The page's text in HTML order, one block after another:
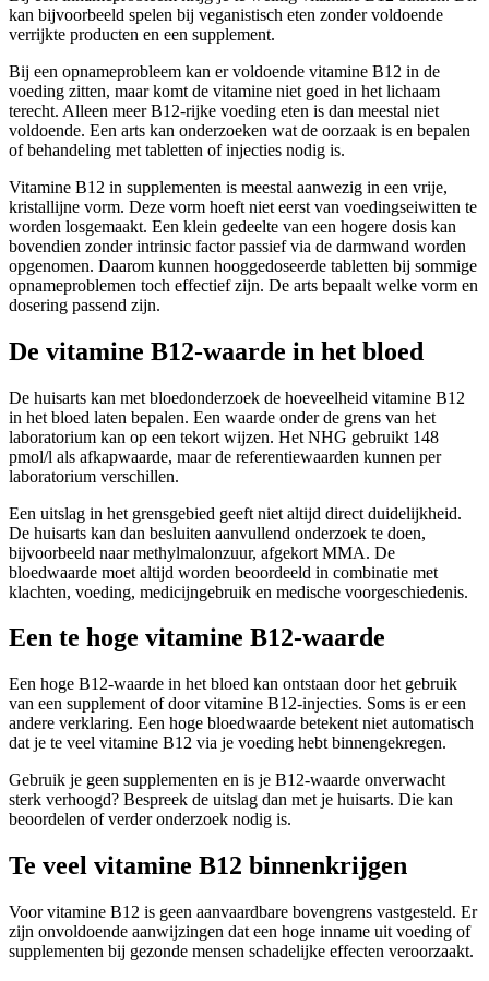
kan bijvoorbeeld spelen bij veganistisch eten zonder voldoende
verrijkte producten en een supplement.
Bij een opnameprobleem kan er voldoende vitamine B12 in de
voeding zitten, maar komt de vitamine niet goed in het lichaam
terecht. Alleen meer B12-rijke voeding eten is dan meestal niet
voldoende. Een arts kan onderzoeken wat de oorzaak is en bepalen
of behandeling met tabletten of injecties nodig is.
Vitamine B12 in supplementen is meestal aanwezig in een vrije,
kristallijne vorm. Deze vorm hoeft niet eerst van voedingseiwitten te
worden losgemaakt. Een klein gedeelte van een hogere dosis kan
bovendien zonder intrinsic factor passief via de darmwand worden
opgenomen. Daarom kunnen hooggedoseerde tabletten bij sommige
opnameproblemen toch effectief zijn. De arts bepaalt welke vorm en
dosering passend zijn.
De vitamine B12-waarde in het bloed
De huisarts kan met bloedonderzoek de hoeveelheid vitamine B12
in het bloed laten bepalen. Een waarde onder de grens van het
laboratorium kan op een tekort wijzen. Het NHG gebruikt 148
pmol/l als afkapwaarde, maar de referentiewaarden kunnen per
laboratorium verschillen.
Een uitslag in het grensgebied geeft niet altijd direct duidelijkheid.
De huisarts kan dan besluiten aanvullend onderzoek te doen,
bijvoorbeeld naar methylmalonzuur, afgekort MMA. De
bloedwaarde moet altijd worden beoordeeld in combinatie met
klachten, voeding, medicijngebruik en medische voorgeschiedenis.
Een te hoge vitamine B12-waarde
Een hoge B12-waarde in het bloed kan ontstaan door het gebruik
van een supplement of door vitamine B12-injecties. Soms is er een
andere verklaring. Een hoge bloedwaarde betekent niet automatisch
dat je te veel vitamine B12 via je voeding hebt binnengekregen.
Gebruik je geen supplementen en is je B12-waarde onverwacht
sterk verhoogd? Bespreek de uitslag dan met je huisarts. Die kan
beoordelen of verder onderzoek nodig is.
Te veel vitamine B12 binnenkrijgen
Voor vitamine B12 is geen aanvaardbare bovengrens vastgesteld. Er
zijn onvoldoende aanwijzingen dat een hoge inname uit voeding of
supplementen bij gezonde mensen schadelijke effecten veroorzaakt.